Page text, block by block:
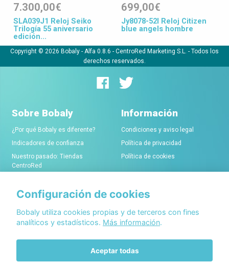
7.300,00€
SLA039J1 Reloj Seiko
Trilogía 55 aniversario
edición...
699,00€
Jy8078-52l Reloj Citizen
blue angels hombre
Copyright © 2026 Bobaly - Alfa 0.8.6 - CentroRed Marketing S.L. - Todos los
derechos reservados.
Sobre Bobaly
¿Por qué Bobaly es diferente?
Indicadores de confianza
Nuestro pasado: Tiendas
CentroRed
Información
Condiciones y aviso legal
Política de privacidad
Política de cookies
Comerciantes
Alta de tiendas online
Condiciones de alta
Conócenos
Acerca de Bobaly Partners
Partner eCommerce
Configuración de cookies
Bobaly utiliza cookies propias y de terceros con fines
analíticos y estadísticos. Más información.
Aceptar todas